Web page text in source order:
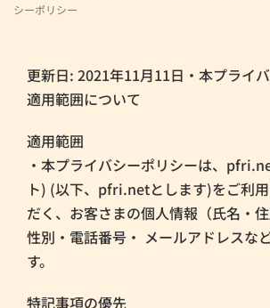
シーポリシー
更新日: 2021年11月11日 ・本プライ
適用範囲について
適用範囲
・本プライバシーポリシーは、
ト) (以下、pfri.netとします)をご利
だく、お客さまの個人情報（氏名・
性別・電話番号・ メールアドレスな
す。
特記事項の優先